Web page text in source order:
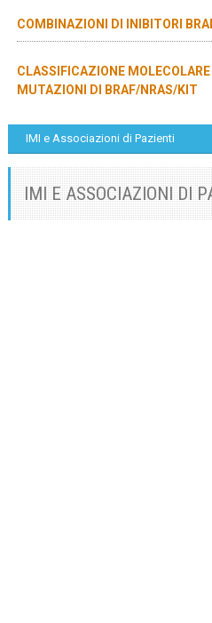
COMBINAZIONI DI INIBITORI
CLASSIFICAZIONE MOLECOLARE
MUTAZIONI DI BRAF/NRAS/KIT
IMI e Associazioni di Pazienti
IMI E ASSOCIAZIONI DI